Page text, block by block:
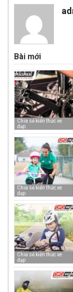
Bài mới
Chia sẻ kiến thức xe
đạp
Chia sẻ kiến thức xe
đạp
Chia sẻ kiến thức xe
đạp